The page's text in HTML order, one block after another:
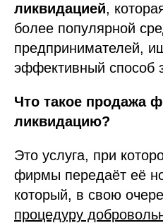
ликвидацией,
более популярной
предпринимателей,
эффективный способ
Что такое продажа
ликвидацию?
Это услуга, при
фирмы передаёт её
который, в свою
процедуру